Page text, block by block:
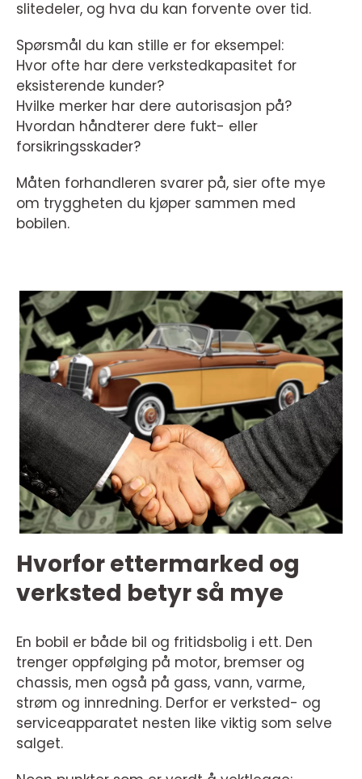
slitedeler, og hva du kan forvente over tid.
Spørsmål du kan stille er for eksempel:
Hvor ofte har dere verkstedkapasitet for
eksisterende kunder?
Hvilke merker har dere autorisasjon på?
Hvordan håndterer dere fukt- eller
forsikringsskader?
Måten forhandleren svarer på, sier ofte mye
om tryggheten du kjøper sammen med
bobilen.
Hvorfor ettermarked og
verksted betyr så mye
En bobil er både bil og fritidsbolig i ett. Den
trenger oppfølging på motor, bremser og
chassis, men også på gass, vann, varme,
strøm og innredning. Derfor er verksted- og
serviceapparatet nesten like viktig som selve
salget.